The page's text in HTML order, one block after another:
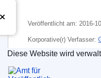
Veröffentlicht am: 2016-
Korporative(r) Verfasser:
Europäischen Union)
CELEX : 62015CJ0277
Amt für
Diese Website wird